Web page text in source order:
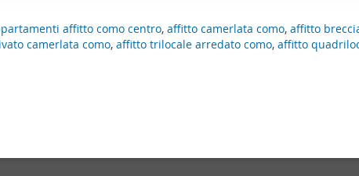
di analisi dei dati web, pubblicità e social media, i quali
che ha fornito loro o che hanno raccolto dal suo utilizzo dei loro
affitto como centro, affitto camerlata como, affitto
camerlata como, affitto trilocale arredato como, affitto